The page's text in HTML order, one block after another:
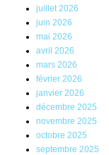
juillet 2026
juin 2026
mai 2026
avril 2026
mars 2026
février 2026
janvier 2026
décembre 2025
novembre 2025
octobre 2025
septembre 2025